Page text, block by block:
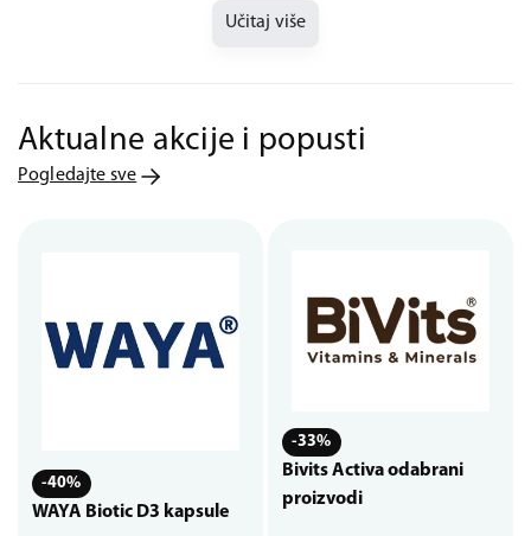
Učitaj više
Aktualne akcije i popusti
Pogledajte sve
-40%
WAYA Biotic D3 kapsule
-33%
Bivits Activa odabrani
proizvodi